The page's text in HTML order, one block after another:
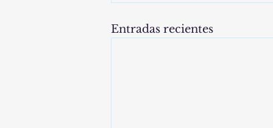
Entradas recientes